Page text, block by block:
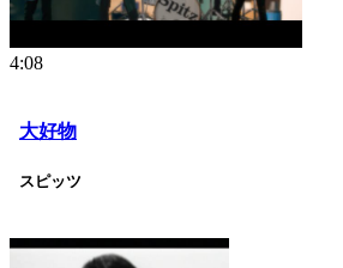
4:08
大好物
スピッツ